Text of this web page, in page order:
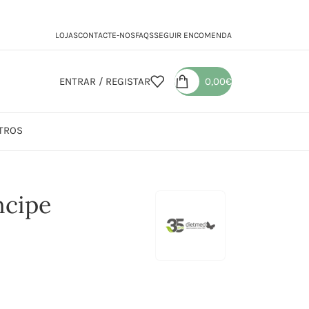
LOJASCONTACTE-NOSFAQSSEGUIR ENCOMENDA
ENTRAR / REGISTAR 0,00€